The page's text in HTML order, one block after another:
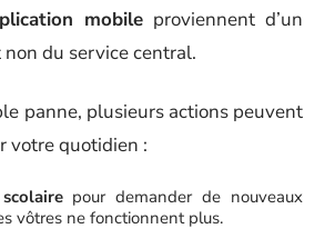
mobile proviennent d’un
du service central.
panne, plusieurs actions peuvent
votre quotidien :
pour demander de nouveaux
vôtres ne fonctionnent plus.